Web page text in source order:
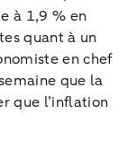
à 1,9 % en
quant à un
en chef
que la
que l’inflation